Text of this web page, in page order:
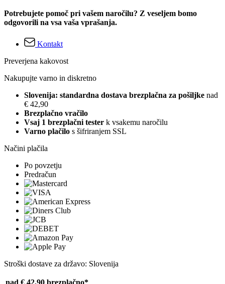
Potrebujete pomoč pri vašem naročilu? Z veseljem bomo
odgovorili na vsa vaša vprašanja.
Kontakt
Preverjena kakovost
Nakupujte varno in diskretno
Slovenija: standardna dostava brezplačna za pošiljke nad
€ 42,90
Brezplačno vračilo
Vsaj 1 brezplačni tester k vsakemu naročilu
Varno plačilo s šifriranjem SSL
Načini plačila
Po povzetju
Predračun
Stroški dostave za državo: Slovenija